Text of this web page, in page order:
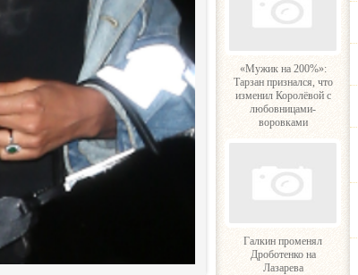
«Мужик на 200%»:
Тарзан признался, что
изменил Королёвой с
любовницами-
воровками
Галкин променял
Дроботенко на
Лазарева